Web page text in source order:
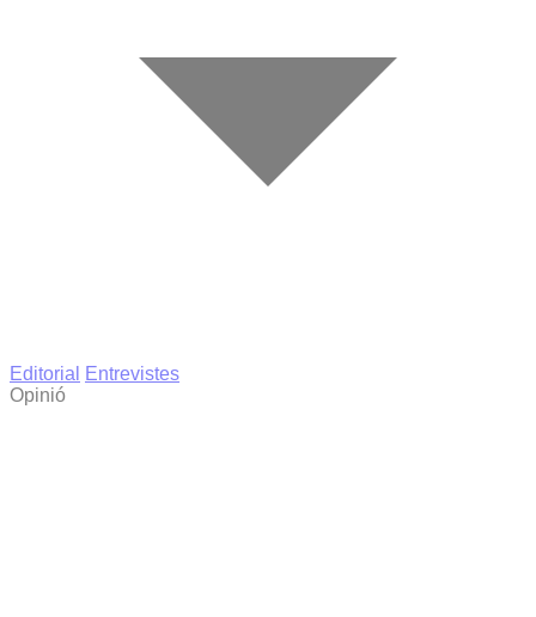
Editorial
Entrevistes
Opinió